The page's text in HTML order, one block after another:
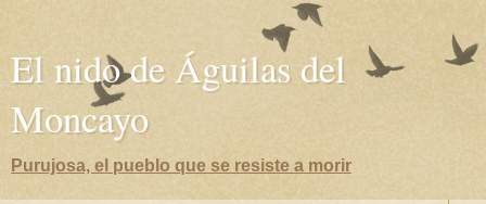
El nido de Águilas del
Moncayo
Purujosa, el pueblo que se resiste a morir